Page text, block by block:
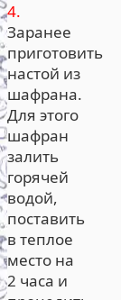
4.
Заранее
приготовить
настой из
шафрана.
Для этого
шафран
залить
горячей
водой,
поставить
в теплое
место на
2 часа и